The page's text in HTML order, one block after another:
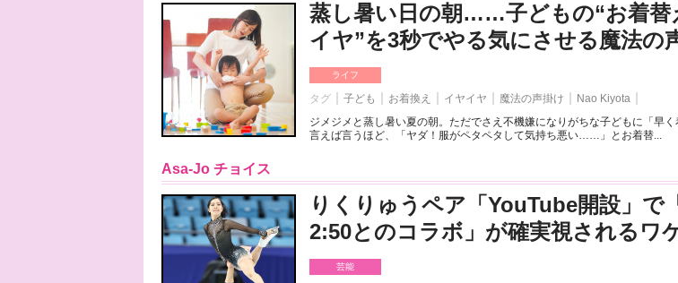
蒸し暑い日の朝……子どもの“お着替
イヤ”を3秒でやる気にさせる魔法の
ライフ
タグ 子ども お着換え イヤイヤ 魔法の声掛け
Nao Kiyota
ジメジメと蒸し暑い夏の朝。ただでさえ不機嫌になりがちな子どもに「早く
言えば言うほど、「ヤダ！服がペタペタして気持ち悪い……」とお着替...
Asa-Jo チョイス
りくりゅうペア「YouTube開設」で
2:50とのコラボ」が確実視されるワ
芸能